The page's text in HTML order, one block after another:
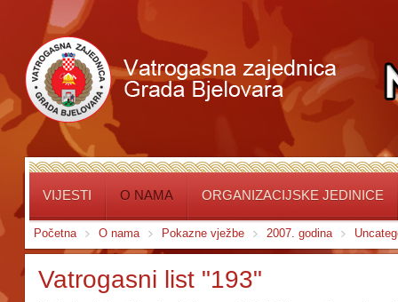
VIJESTI O NAMA ORGANIZACIJSKE JEDINICE
Početna O nama Pokazne vježbe 2007. godina
Vatrogasni list "193"